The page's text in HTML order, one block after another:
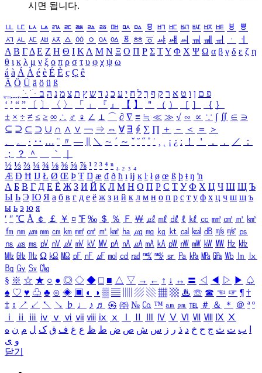
시면 됩니다.
ㅥ ㅦ ㅧ ㅨ ㅩ ㅪ ㅫ ㅬ ㅭ ㅮ ㅯ ㅰ ㅱ ㅲ ㅳ ㅴ ㅵ ㅶ ㅷ ㅸ
ㅹ
ㅺ ㅻ ㅼ ㅽ ㅾ ㅿ ㆀ ㆁ ㆂ ㆃ ㆄ ㆅ ㆆ ㆇ ㆈ ㆉ ㆊ ㆋ ㆌ ㆍ
ㆎ
Α Β ΓΔ Ε Ζ Η Θ Ι ΚΛ Μ Ν Ξ Ο Π Ρ Σ ΤΥ Φ Χ Ψ Ω α β γ δ ε ζ η
θ ι κ λ μ ν ξ ο π ρ σ τ υ φ χ ψ ω
á à Á À é è É È ç Ç ê
Ä Ö Ü ä ö ü ß
ִֶֹ ֻּ ׁׂ פ ם ן ו ט א ר ק ף ך ל ח י ע כ ג ד ש ץ ת צ מ נ ה ב
‘ ’ “ ” 〔 〕 〈 〉 「 」 『 』 【 】 ＂ （ ） ［ ］ ｛ ｝
± × ÷ ≠ ≤ ≥ ∞ ∴ ♂ ♀ ∠ ⊥ ⌒ ∂ ∇ ≡ ≒ ≪ ≫ √ ∽ ∝ ∵ ∫ ∬ ∈ ∋
⊆ ⊇ ⊂ ⊃ ∪ ∩ ∧ ∨ ￢ ⇒ ⇔ ∀ ∃ ∮ ∑ ∏ ＋ － ＜ ＝
＞
、
。 · ‥ … ¨ 〃 ― ＼ ∼ ´ ～ ˇ ˘ ˝ ˚ ˙ ¸ ¡ ¿ ː ！ ＇ ， ． ／
：
；
？ ＾ ｀
½ ⅓ ⅔ ¼ ¾ ⅛ ⅜ ⅝ ⅞ ¹ ² ³ ⁴ ⁿ ₁ ₂ ₃ ₄
Æ Ð Ħ Ĳ Ł Ø Œ Þ Ŧ Ŋ æ đ ð ħ ı ĳ ĸ ŀ ł ø œ ß þ ŧ ŋ ŉ
А Б В Г Д Е Ё Ж З И Й К Л М Н О П Р С Т У Ф Х Ц Ч Ш Щ Ъ
Ы Ь Э Ю Я а б в г д е ё ж з и й к л м н о п р с т у ф х ц ч ш щ ъ
ы ь э ю я
′ ″ ℃ Å ￠ ￡ ￥ ¤ ℉ ‰ ＄ ％ Ｆ ￦ ㎕ ㎖ ㎗ ℓ ㎘ ㏄ ㎣ ㎤ ㎥ ㎦
㎙ ㎚ ㎛ ㎜ ㎝ ㎞ ㎟ ㎠ ㎡ ㎢ ㏊ ㎍ ㎎ ㎏ ㏏ ㎈ ㎉ ㏈ ㎧ ㎨ ㎰
㎱ ㎲ ㎳ ㎴ ㎵ ㎶ ㎷ ㎸ ㎹ ㎀ ㎁ ㎂ ㎃ ㎄ ㎺ ㎻ ㎽ ㎾ ㎿ ㎐ ㎑
㎒ ㎓ ㎔ Ω ㏀ ㏁ ㎊ ㎋ ㎌ ㏖ ㏅ ㎭ ㎮ ㎯ ㏛ ㎩ ㎪ ㎫ ㎬ ㏝ ㏐
㏓
㏃ ㏉ ㏜ ㏆
§ ※ ☆ ★ ○ ● ◎ ◇ ◆ □ ■ △ ▽ → ← ↑ ↓ ↔ 〓 ◁ ◀ ▷ ▶ ♤
♠ ♡ ♥ ♧ ♣ ⊙ ◈ ▣ ◐ ◑ ▒ ▤ ▨ ▧ ▦ ▩ ♨ ☏ ☎ ☜ ☞ ¶ †
‡ ↕ ↗ ↙ ↖ ↘ ♭ ♩ ♪ ♬ ㉿ ㈜ № ㏇ ™ ㏂ ㏘ ℡ ＃ ＆ ＊ ＠ ª º
ⅰ
ⅱ ⅲ ⅳ ⅴ ⅵ ⅶ ⅷ ⅸ ⅹ Ⅳ Ⅴ Ⅵ Ⅶ Ⅷ Ⅸ Ⅹ
ب ت ث ج ح خ د ذ ر ز س ش ص ض ط ظ ع غ ف ق ک ل م ن ه
و ی
닫기